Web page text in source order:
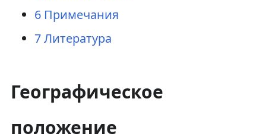
6 Примечания
7Литература
Географическое
положение